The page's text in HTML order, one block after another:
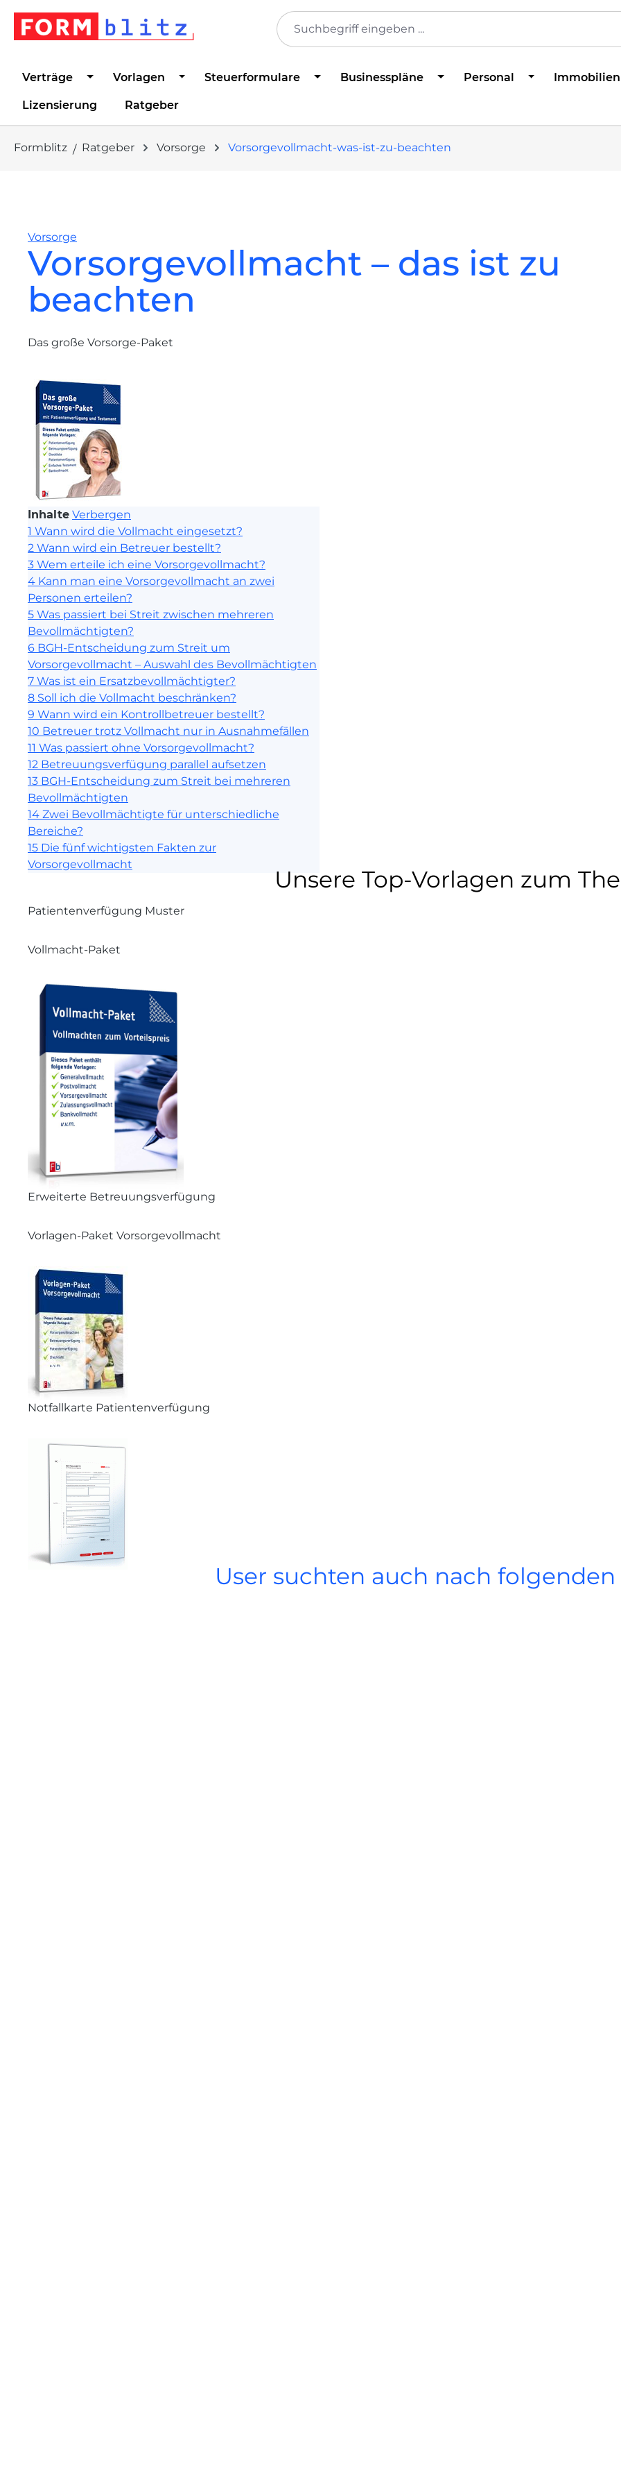
Zur Hauptnavigation springen
Verträge Vorlagen Steuerformulare Businesspläne Personal Immobilien
Lizensierung Ratgeber
Formblitz Ratgeber Vorsorge Vorsorgevollmacht-was-ist-zu-beachten
Vorsorge
Vorsorgevollmacht – das ist zu
beachten
Das große Vorsorge-Paket
Inhalte Verbergen
1 Wann wird die Vollmacht eingesetzt?
2 Wann wird ein Betreuer bestellt?
3 Wem erteile ich eine Vorsorgevollmacht?
4 Kann man eine Vorsorgevollmacht an zwei
Personen erteilen?
5 Was passiert bei Streit zwischen mehreren
Bevollmächtigten?
6 BGH-Entscheidung zum Streit um
Vorsorgevollmacht – Auswahl des Bevollmächtigten
7 Was ist ein Ersatzbevollmächtigter?
8 Soll ich die Vollmacht beschränken?
9 Wann wird ein Kontrollbetreuer bestellt?
10 Betreuer trotz Vollmacht nur in Ausnahmefällen
11 Was passiert ohne Vorsorgevollmacht?
12 Betreuungsverfügung parallel aufsetzen
13 BGH-Entscheidung zum Streit bei mehreren
Bevollmächtigten
14 Zwei Bevollmächtigte für unterschiedliche
Bereiche?
15 Die fünf wichtigsten Fakten zur
Vorsorgevollmacht
Unsere Top-Vorlagen zum
Patientenverfügung Muster
Vollmacht-Paket
Erweiterte Betreuungsverfügung
Vorlagen-Paket Vorsorgevollmacht
Notfallkarte Patientenverfügung
User suchten auch nach